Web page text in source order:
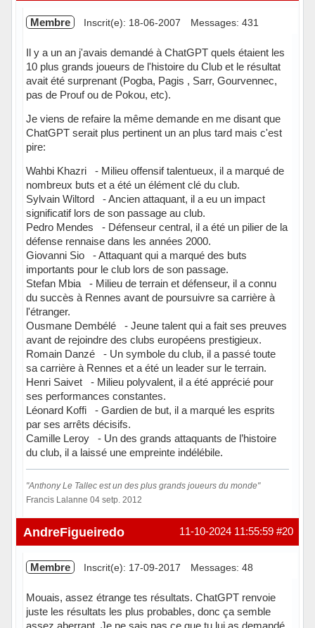
Membre Inscrit(e): 18-06-2007 Messages: 431
Il y a un an j'avais demandé à ChatGPT quels étaient les
10 plus grands joueurs de l'histoire du Club et le résultat
avait été surprenant (Pogba, Pagis , Sarr, Gourvennec,
pas de Prouf ou de Pokou, etc).
Je viens de refaire la même demande en me disant que
ChatGPT serait plus pertinent un an plus tard mais c'est
pire:
Wahbi Khazri - Milieu offensif talentueux, il a marqué de
nombreux buts et a été un élément clé du club.
Sylvain Wiltord - Ancien attaquant, il a eu un impact
significatif lors de son passage au club.
Pedro Mendes - Défenseur central, il a été un pilier de la
défense rennaise dans les années 2000.
Giovanni Sio - Attaquant qui a marqué des buts
importants pour le club lors de son passage.
Stefan Mbia - Milieu de terrain et défenseur, il a connu
du succès à Rennes avant de poursuivre sa carrière à
l'étranger.
Ousmane Dembélé - Jeune talent qui a fait ses preuves
avant de rejoindre des clubs européens prestigieux.
Romain Danzé - Un symbole du club, il a passé toute
sa carrière à Rennes et a été un leader sur le terrain.
Henri Saivet - Milieu polyvalent, il a été apprécié pour
ses performances constantes.
Léonard Koffi - Gardien de but, il a marqué les esprits
par ses arrêts décisifs.
Camille Leroy - Un des grands attaquants de l’histoire
du club, il a laissé une empreinte indélébile.
"Anthony Le Tallec est un des plus grands joueurs du monde"
Francis Lalanne 04 setp. 2012
Hors ligne #20
11-10-2024 11:55:59
AndreFigueiredo
Membre Inscrit(e): 17-09-2017 Messages: 48
Mouais, assez étrange tes résultats. ChatGPT renvoie
juste les résultats les plus probables, donc ça semble
assez aberrant. Je ne sais pas ce que tu lui as demandé